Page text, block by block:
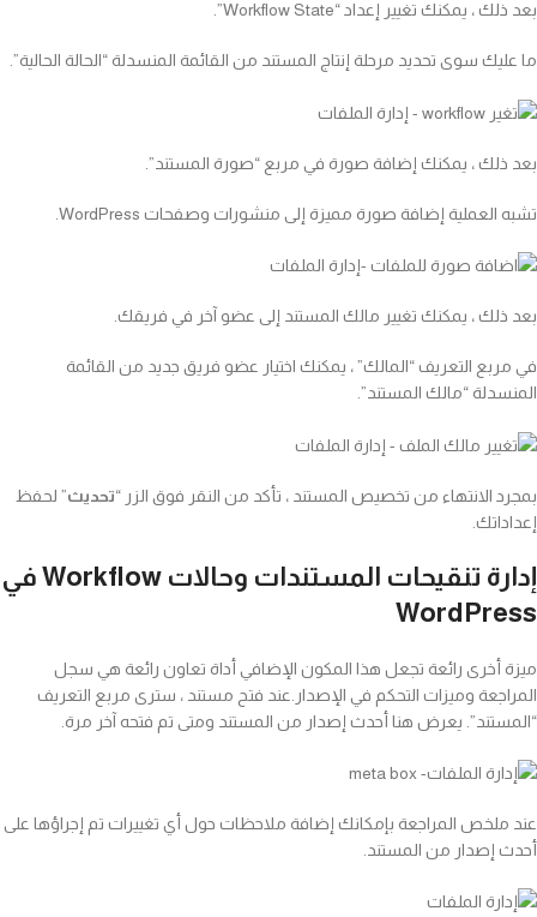
بعد ذلك ، يمكنك تغيير إعداد “Workflow State”.
ما عليك سوى تحديد مرحلة إنتاج المستند من القائمة المنسدلة “الحالة الحالية”.
بعد ذلك ، يمكنك إضافة صورة في مربع “صورة المستند”.
تشبه العملية إضافة صورة مميزة إلى منشورات وصفحات WordPress.
بعد ذلك ، يمكنك تغيير مالك المستند إلى عضو آخر في فريقك.
في مربع التعريف “المالك” ، يمكنك اختيار عضو فريق جديد من القائمة
المنسدلة “مالك المستند”.
بمجرد الانتهاء من تخصيص المستند ، تأكد من النقر فوق الزر “تحديث” لحفظ
إعداداتك.
إدارة تنقيحات المستندات وحالات Workflow في
WordPress
ميزة أخرى رائعة تجعل هذا المكون الإضافي أداة تعاون رائعة هي سجل
المراجعة وميزات التحكم في الإصدار.عند فتح مستند ، سترى مربع التعريف
“المستند”. يعرض هنا أحدث إصدار من المستند ومتى تم فتحه آخر مرة.
عند ملخص المراجعة بإمكانك إضافة ملاحظات حول أي تغييرات تم إجراؤها على
أحدث إصدار من المستند.